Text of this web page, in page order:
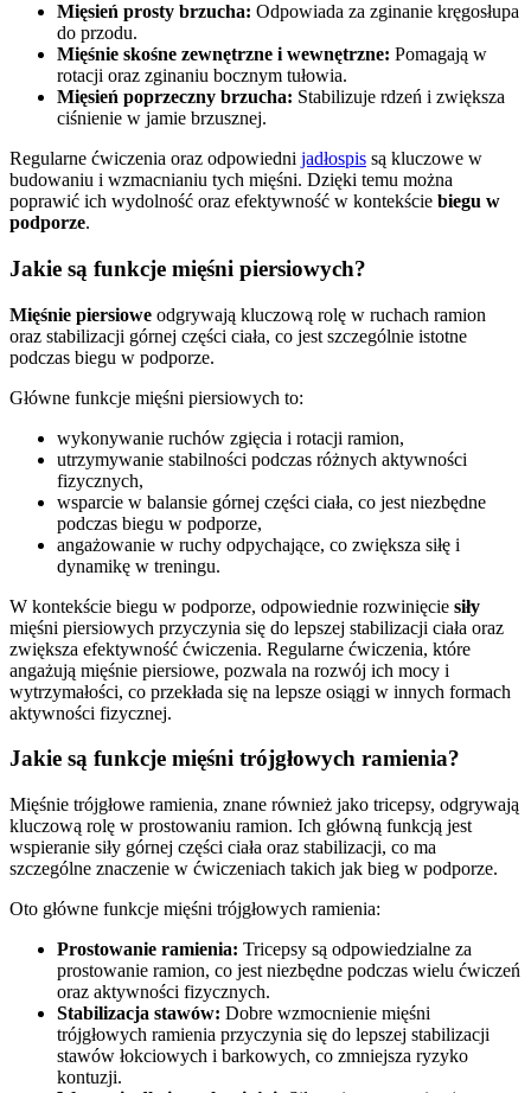
Mięsień prosty brzucha: Odpowiada za zginanie kręgosłupa
do przodu.
Mięśnie skośne zewnętrzne i wewnętrzne: Pomagają w
rotacji oraz zginaniu bocznym tułowia.
Mięsień poprzeczny brzucha: Stabilizuje rdzeń i zwiększa
ciśnienie w jamie brzusznej.
Regularne ćwiczenia oraz odpowiedni jadłospis są kluczowe w
budowaniu i wzmacnianiu tych mięśni. Dzięki temu można
poprawić ich wydolność oraz efektywność w kontekście biegu w
podporze.
Jakie są funkcje mięśni piersiowych?
Mięśnie piersiowe odgrywają kluczową rolę w ruchach ramion
oraz stabilizacji górnej części ciała, co jest szczególnie istotne
podczas biegu w podporze.
Główne funkcje mięśni piersiowych to:
wykonywanie ruchów zgięcia i rotacji ramion,
utrzymywanie stabilności podczas różnych aktywności
fizycznych,
wsparcie w balansie górnej części ciała, co jest niezbędne
podczas biegu w podporze,
angażowanie w ruchy odpychające, co zwiększa siłę i
dynamikę w treningu.
W kontekście biegu w podporze, odpowiednie rozwinięcie siły
mięśni piersiowych przyczynia się do lepszej stabilizacji ciała oraz
zwiększa efektywność ćwiczenia. Regularne ćwiczenia, które
angażują mięśnie piersiowe, pozwala na rozwój ich mocy i
wytrzymałości, co przekłada się na lepsze osiągi w innych formach
aktywności fizycznej.
Jakie są funkcje mięśni trójgłowych ramienia?
Mięśnie trójgłowe ramienia, znane również jako tricepsy, odgrywają
kluczową rolę w prostowaniu ramion. Ich główną funkcją jest
wspieranie siły górnej części ciała oraz stabilizacji, co ma
szczególne znaczenie w ćwiczeniach takich jak bieg w podporze.
Oto główne funkcje mięśni trójgłowych ramienia:
Prostowanie ramienia: Tricepsy są odpowiedzialne za
prostowanie ramion, co jest niezbędne podczas wielu ćwiczeń
oraz aktywności fizycznych.
Stabilizacja stawów: Dobre wzmocnienie mięśni
trójgłowych ramienia przyczynia się do lepszej stabilizacji
stawów łokciowych i barkowych, co zmniejsza ryzyko
kontuzji.